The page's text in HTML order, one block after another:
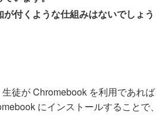
付くような仕組みはないでしょう
徒が Chromebook を利用であれば
にインストールすることで、